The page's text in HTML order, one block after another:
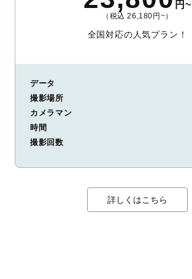
円~
（税込 26,180円~）
全国対応の人気プラン！
データ
撮影場所
カメラマン
時間
撮影回数
詳しくはこちら